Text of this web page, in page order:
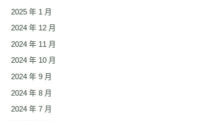
2025 年 1 月
2024 年 12 月
2024 年 11 月
2024 年 10 月
2024 年 9 月
2024 年 8 月
2024 年 7 月